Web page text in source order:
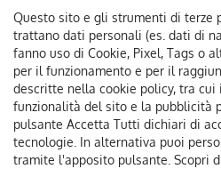
C.F/P.IVA:02365630975
Registro delle imprese:PO
Capitale sociale: €25000 i.v.
Ditta individuale
Questo sito e gli strumenti di terze
trattano dati personali (es. dati di
fanno uso di Cookie, Pixel, Tags o
per il funzionamento e per il
descritte nella cookie policy, tra
funzionalità del sito e la pubblicità
pulsante Accetta Tutti dichiari di
tecnologie. In alternativa puoi
tramite l'apposito pulsante. Scopri